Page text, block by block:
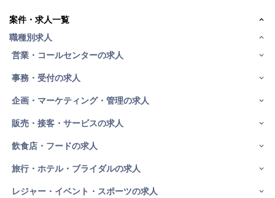
案件・求人一覧
職種別求人
営業・コールセンターの求人
事務・受付の求人
企画・マーケティング・管理の求人
販売・接客・サービスの求人
飲食店・フードの求人
旅行・ホテル・ブライダルの求人
レジャー・イベント・スポーツの求人